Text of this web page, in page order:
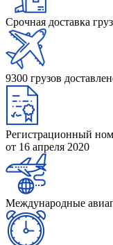
Срочная доставка
9300 грузов
Регистрационный
от 16 апреля 2020
Международные